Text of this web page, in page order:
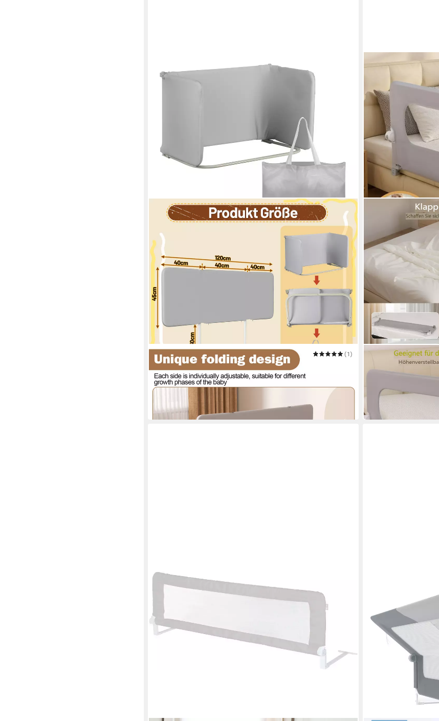
CLANMACY
Bettschutzgitter Bettschutzgitter 120cm Grau Faltbar
Höhenverstellbar Tasche
(1)
ab 27,99 € UVP50,99 €
in 6-7 Werktagen bei dir
CAVEEN
Bettschutzgitter
50,00 €
-28%
in 4-5 Werktagen bei dir